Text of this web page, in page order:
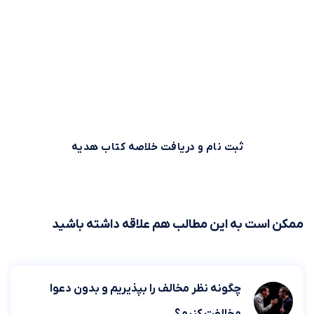
ثبت نام و دریافت خلاصه کتاب هدیه
ممکن است به این مطالب هم علاقه داشته باشید
چگونه نظر مخالف را بپذیریم و بدون دعوا